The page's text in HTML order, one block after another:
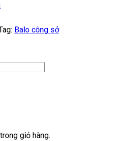
giỏ hàng.
Balo công sở